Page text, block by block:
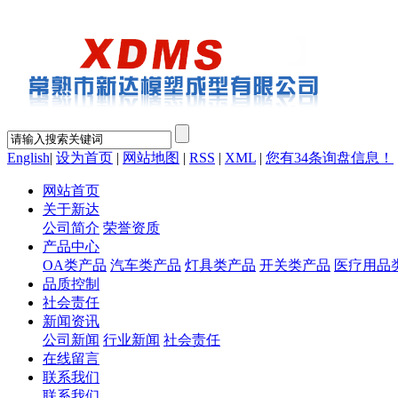
English| 设为首页 | 网站地图 | RSS | XML | 您有34条询盘信息！
网站首页
关于新达
公司简介 荣誉资质
产品中心
OA类产品 汽车类产品 灯具类产品 开关类产品 医疗用品
品质控制
社会责任
新闻资讯
公司新闻 行业新闻 社会责任
在线留言
联系我们